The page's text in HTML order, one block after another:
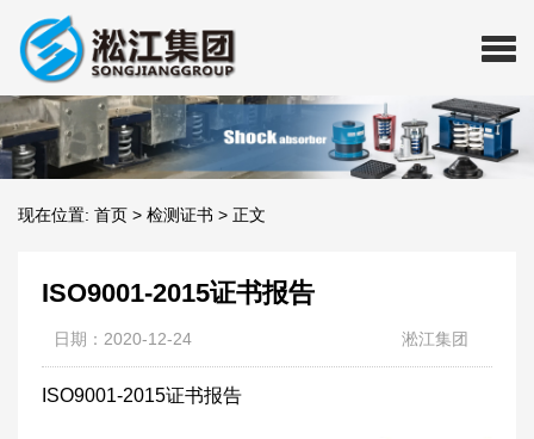
现在位置: 首页 > 检测证书 > 正文
ISO9001-2015证书报告
日期：2020-12-24 淞江集团
ISO9001-2015证书报告